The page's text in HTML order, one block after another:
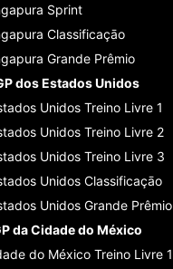
Sprint
Classificaçāo
Grande Prêmio
dos Estados Unidos
Unidos Treino Livre 1
Unidos Treino Livre 2
Unidos Treino Livre 3
Unidos Classificaçāo
Unidos Grande Prêmio
da Cidade do México
do México Treino Livre 1